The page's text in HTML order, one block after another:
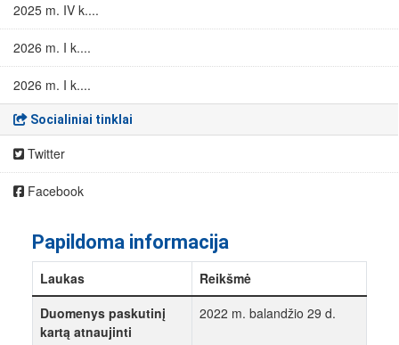
2025 m. IV k....
2026 m. I k....
2026 m. I k....
Socialiniai tinklai
Twitter
Facebook
Papildoma informacija
Laukas
Reikšmė
Duomenys paskutinį
kartą atnaujinti
2022 m. balandžio 29 d.